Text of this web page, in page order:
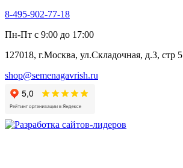
8-495-902-77-18
Пн-Пт с 9:00 до 17:00
127018, г.Москва, ул.Складочная, д.3, стр 5
shop@semenagavrish.ru